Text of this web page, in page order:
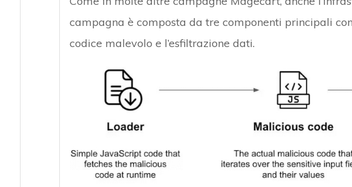
campagna è composta da tre componenti principali
codice malevolo e l’esfiltrazione dati.